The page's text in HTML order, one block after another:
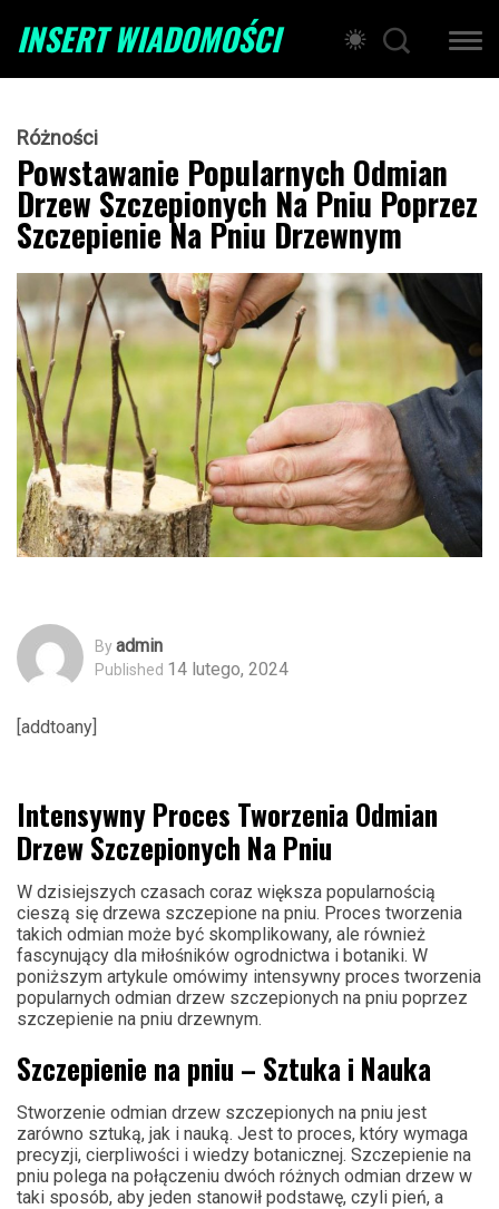
INSERT WIADOMOŚCI
Różności
Powstawanie Popularnych Odmian
Drzew Szczepionych Na Pniu Poprzez
Szczepienie Na Pniu Drzewnym
ByAdmin
Published 14 lutego, 2024
[addtoany]
Intensywny Proces Tworzenia Odmian
Drzew Szczepionych Na Pniu
W dzisiejszych czasach coraz większa popularnością
cieszą się drzewa szczepione na pniu. Proces tworzenia
takich odmian może być skomplikowany, ale również
fascynujący dla miłośników ogrodnictwa i botaniki. W
poniższym artykule omówimy intensywny proces tworzenia
popularnych odmian drzew szczepionych na pniu poprzez
szczepienie na pniu drzewnym.
Szczepienie na pniu – Sztuka i Nauka
Stworzenie odmian drzew szczepionych na pniu jest
zarówno sztuką, jak i nauką. Jest to proces, który wymaga
precyzji, cierpliwości i wiedzy botanicznej. Szczepienie na
pniu polega na połączeniu dwóch różnych odmian drzew w
taki sposób, aby jeden stanowił podstawę, czyli pień, a